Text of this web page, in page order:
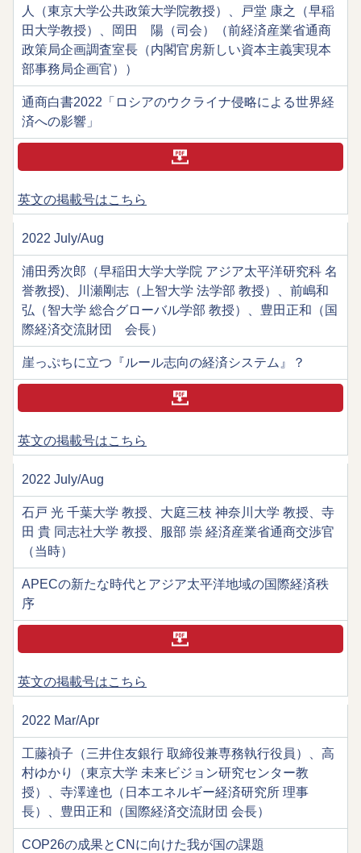
人（東京大学公共政策大学院教授）、戸堂 康之（早稲
田大学教授）、岡田 陽（司会）（前経済産業省通商
政策局企画調査室長（内閣官房新しい資本主義実現本
部事務局企画官））
通商白書2022「ロシアのウクライナ侵略による世界経
済への影響」
英文の掲載号はこちら
2022 July/Aug
浦田秀次郎（早稲田大学大学院 アジア太平洋研究科 名
誉教授)、川瀬剛志（上智大学 法学部 教授）、前嶋和
弘（智大学 総合グローバル学部 教授）、豊田正和（国
際経済交流財団 会長）
崖っぷちに立つ『ルール志向の経済システム』？
英文の掲載号はこちら
2022 July/Aug
石戸 光 千葉大学 教授、大庭三枝 神奈川大学 教授、寺
田 貴 同志社大学 教授、服部 崇 経済産業省通商交渉官
（当時）
APECの新たな時代とアジア太平洋地域の国際経済秩
序
英文の掲載号はこちら
2022 Mar/Apr
工藤禎子（三井住友銀行 取締役兼専務執行役員）、高
村ゆかり（東京大学 未来ビジョン研究センター教
授）、寺澤達也（日本エネルギー経済研究所 理事
長）、豊田正和（国際経済交流財団 会長）
COP26の成果とCNに向けた我が国の課題